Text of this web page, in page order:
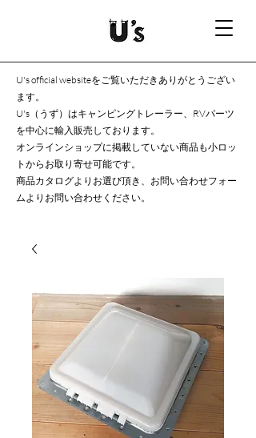
U's official websiteをご覧いただきありがとうござい
ます。
U's（うず）はキャンピングトレーラー、RVパーツ
を中心に輸入販売しております。
オンラインショップに掲載していない商品も小ロッ
トからお取り寄せ可能です。
商品カタログよりお選び頂き、お問い合わせフォー
ムよりお問い合わせください。